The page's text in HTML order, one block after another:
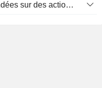
Total des rémunérations fondées sur des actions